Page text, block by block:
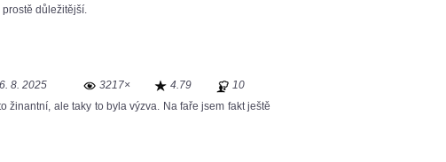
důležitější.
8. 2025 3217× 4.79
10
žinantní, ale taky to byla výzva. Na faře jsem fakt ještě